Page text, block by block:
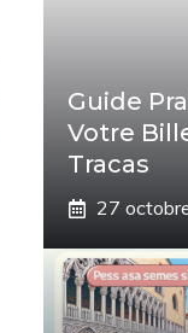
Guide
Votre
Tracas
27